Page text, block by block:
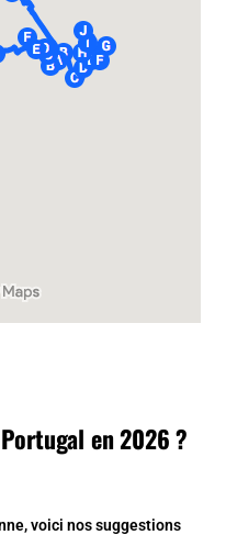
en 2026 ?
voici nos suggestions